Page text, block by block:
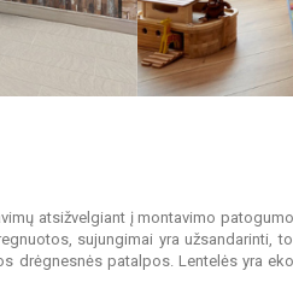
atsižvelgiant į montavimo
sujungimai yra užsandarinti,
drėgnesnės patalpos. Lentelės yra